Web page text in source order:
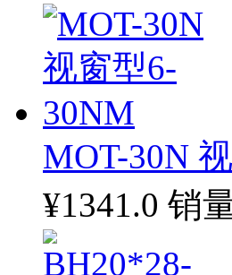
MOT-30N
¥1341.0 销